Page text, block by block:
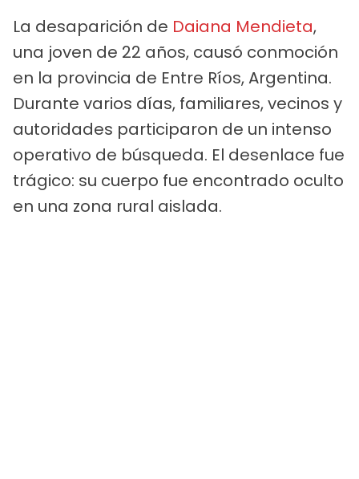
La desaparición de Daiana Mendieta,
una joven de 22 años, causó conmoción
en la provincia de Entre Ríos, Argentina.
Durante varios días, familiares, vecinos y
autoridades participaron de un intenso
operativo de búsqueda. El desenlace fue
trágico: su cuerpo fue encontrado oculto
en una zona rural aislada.